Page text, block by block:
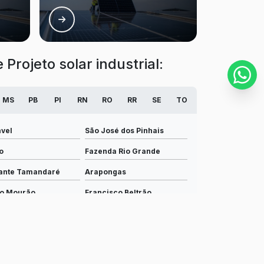
Instalação elétrica de baixa tensão
Instalação elétrica para grandes
empresas
Instalações de baixa tensão
Instalações de média tensão
Instalações elétricas
Projeto solar industrial:
MS PB PI RN RO RR SE TO
São José dos Pinhais
Fazenda Rio Grande
Tamandaré Arapongas
Mourão Francisco Beltrão